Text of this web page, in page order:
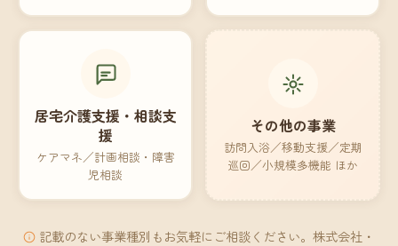
居宅介護支援・相談支
援
ケアマネ／計画相談・障害
児相談
その他の事業
訪問入浴／移動支援／定期
巡回／小規模多機能 ほか
記載のない事業種別もお気軽にご相談ください。株式会社・